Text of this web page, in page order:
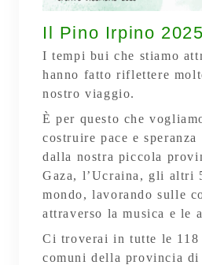
Il Pino Irpino 2025
I tempi bui che stiamo
hanno fatto riflettere
nostro viaggio.
È per questo che
costruire pace e speranza
dalla nostra piccola
Gaza, l’Ucraina, gli altri
mondo, lavorando sulle
attraverso la musica e le
Ci troverai in tutte le 118
comuni della provincia